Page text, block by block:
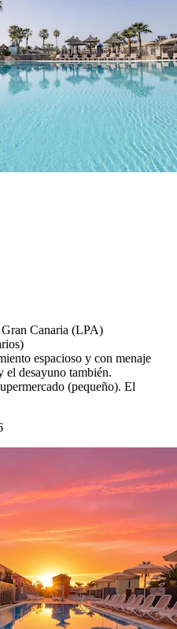
Canaria (LPA)
espacioso y con menaje
el desayuno también.
(pequeño). El